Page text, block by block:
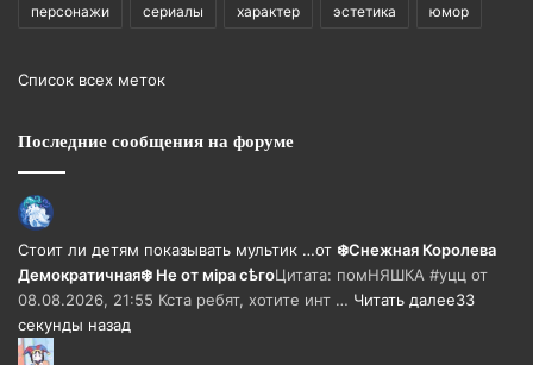
персонажи сериалы характер эстетика юмор
Список всех меток
Последние сообщения на форуме
Стоит ли детям показывать мультик …от ❄️Снежная Королева
Демократичная❄️ Не от мiра сѣгоЦитата: помНЯШКА #уцц от
08.08.2026, 21:55 Кста ребят, хотите инт … Читать далее33
секунды назад